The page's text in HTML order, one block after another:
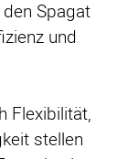
Spagat
und
Flexibilität,
stellen